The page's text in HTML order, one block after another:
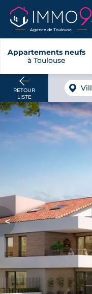
Agence de Toulouse
Appartements neufs
à Toulouse
RETOUR
LISTE
<